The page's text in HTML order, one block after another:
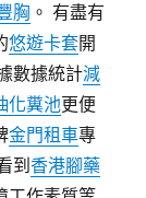
胸 。 有盡有
悠遊卡套開
數據統計減
化糞池更便
金門租車專
到香港腳藥